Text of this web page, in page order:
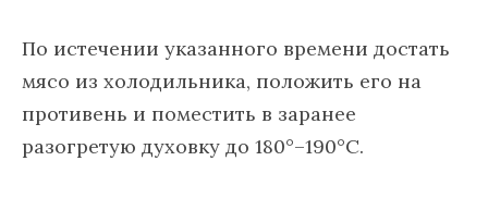
По истечении указанного времени достать
мясо из холодильника, положить его на
противень и поместить в заранее
разогретую духовку до 180°–190°С.